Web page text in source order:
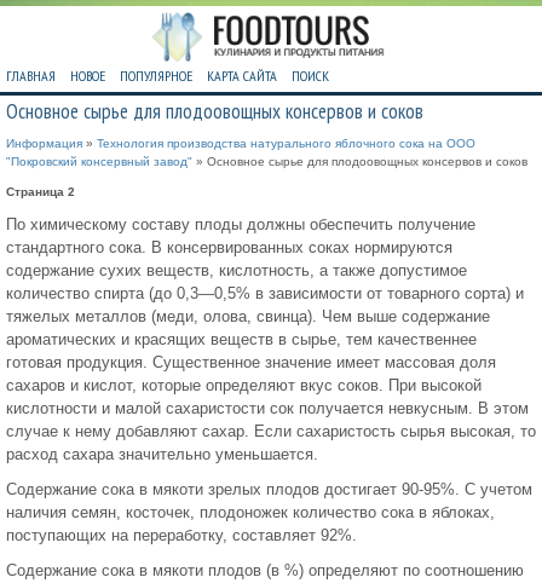
ГЛАВНАЯ НОВОЕ ПОПУЛЯРНОЕ КАРТА САЙТА ПОИСК
Основное сырье для плодоовощных консервов и соков
Информация » Технология производства натурального яблочного сока на ООО
"Покровский консервный завод" » Основное сырье для плодоовощных консервов и соков
Страница 2
По химическому составу плоды должны обеспечить получение
стандартного сока. В консервированных соках нормируются
содержание сухих веществ, кислотность, а также допустимое
количество спирта (до 0,3—0,5% в зависимости от товарного сорта) и
тяжелых металлов (меди, олова, свинца). Чем выше содержание
ароматических и красящих веществ в сырье, тем качественнее
готовая продукция. Существенное значение имеет массовая доля
сахаров и кислот, которые определяют вкус соков. При высокой
кислотности и малой сахаристости сок получается невкусным. В этом
случае к нему добавляют сахар. Если сахаристость сырья высокая, то
расход сахара значительно уменьшается.
Содержание сока в мякоти зрелых плодов достигает 90-95%. С учетом
наличия семян, косточек, плодоножек количество сока в яблоках,
поступающих на переработку, составляет 92%.
Содержание сока в мякоти плодов (в %) определяют по соотношению